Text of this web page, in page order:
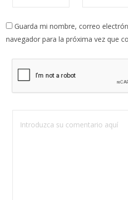
Guarda mi nombre, correo
navegador para la próxima vez que